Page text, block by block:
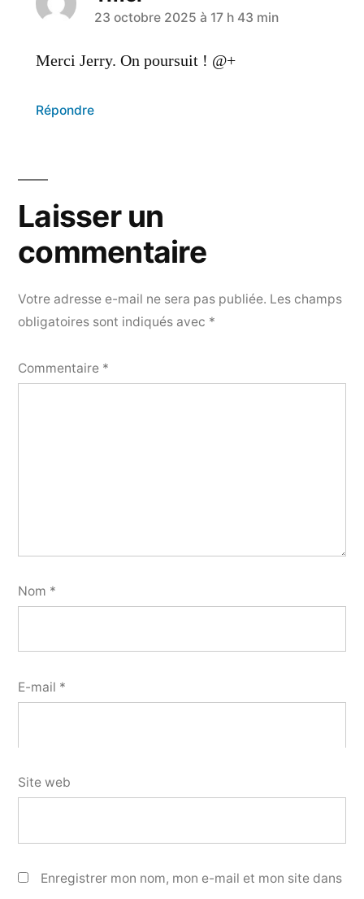
23 octobre 2025 à 17 h 43 min
Merci Jerry. On poursuit ! @+
Répondre
Votre adresse e-mail ne sera pas publiée. Les champs
obligatoires sont indiqués avec *
Commentaire *
Nom *
E-mail *
Site web
Enregistrer mon nom, mon e-mail et mon site dans
Laisser un
commentaire